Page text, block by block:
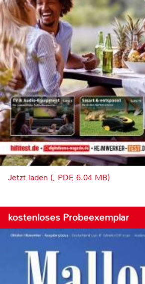
Jetzt laden (, PDF, 6.04 MB)
kostenloses Probeexemplar